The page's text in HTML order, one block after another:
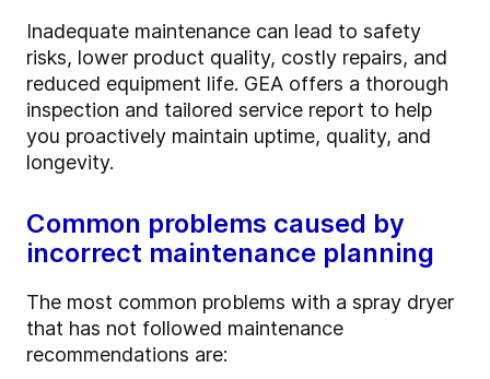
Inadequate maintenance can lead to safety
risks, lower product quality, costly repairs, and
reduced equipment life. GEA offers a thorough
inspection and tailored service report to help
you proactively maintain uptime, quality, and
longevity.
Common problems caused by
incorrect maintenance planning
The most common problems with a spray dryer
that has not followed maintenance
recommendations are: